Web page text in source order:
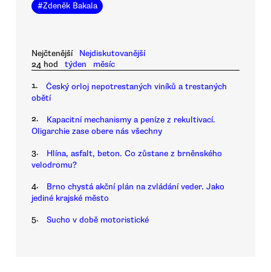
#Zdeněk Bakala
Nejčtenější
Nejdiskutovanější
24 hod
týden měsíc
1.
Český orloj nepotrestaných viníků a trestaných
obětí
2.
Kapacitní mechanismy a peníze z rekultivací.
Oligarchie zase obere nás všechny
3.
Hlína, asfalt, beton. Co zůstane z brněnského
velodromu?
4.
Brno chystá akční plán na zvládání veder. Jako
jediné krajské město
5. Sucho v době motoristické